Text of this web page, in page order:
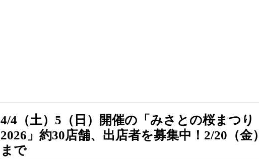
4/4（土）5（日）開催の「みさとの桜まつり
2026」約30店舗、出店者を募集中！2/20（金）
まで